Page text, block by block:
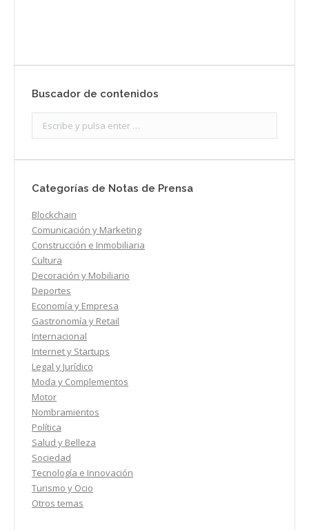
Buscador de contenidos
Categorías de Notas de Prensa
Blockchain
Comunicación y Marketing
Construcción e Inmobiliaria
Cultura
Decoración y Mobiliario
Deportes
Economía y Empresa
Gastronomía y Retail
Internacional
Internet y Startups
Legal y Jurídico
Moda y Complementos
Motor
Nombramientos
Política
Salud y Belleza
Sociedad
Tecnología e Innovación
Turismo y Ocio
Otros temas